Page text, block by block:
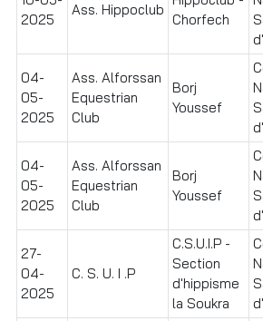
2025
Ass. Hippoclub
Chorfech
04-
05-
2025
Ass. Alforssan
Equestrian
Club
Borj
Youssef
04-
05-
2025
Ass. Alforssan
Equestrian
Club
Borj
Youssef
27-
04-
2025
C. S. U. I .P
C.S.U.I.P -
Section
d'hippisme
la Soukra